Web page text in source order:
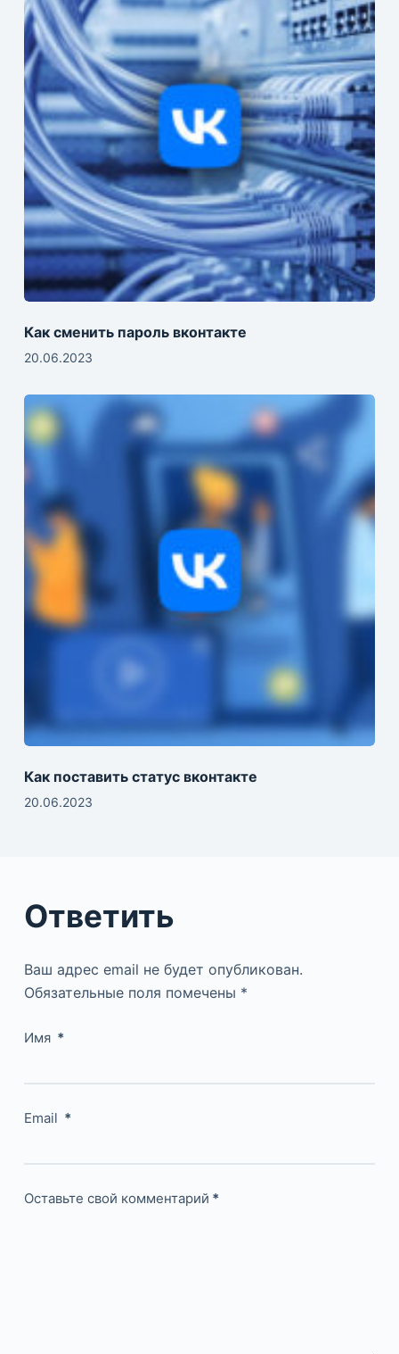
Как сменить пароль вконтакте
20.06.2023
Как поставить статус вконтакте
20.06.2023
Ответить
Ваш адрес email не будет опубликован.
Обязательные поля помечены *
Имя *
Email *
Оставьте свой комментарий *